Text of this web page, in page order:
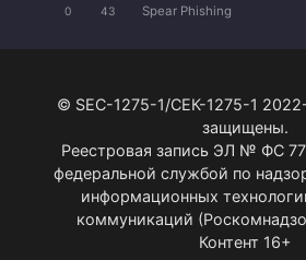
0 43 Spear Phishing
© SEC-1275-1/СЕК-1275-1
защищены.
Реестровая запись ЭЛ № ФС
федеральной службой по
информационных
коммуникаций
Контент 16+